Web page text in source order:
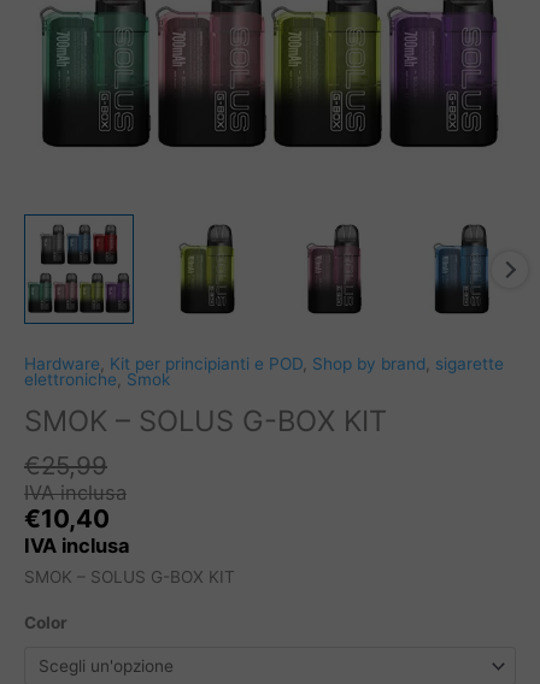
Hardware, Kit per principianti e POD, Shop by brand, sigarette
elettroniche, Smok
SMOK – SOLUS G-BOX KIT
€25,99
IVA inclusa
€10,40
IVA inclusa
SMOK – SOLUS G-BOX KIT
Color